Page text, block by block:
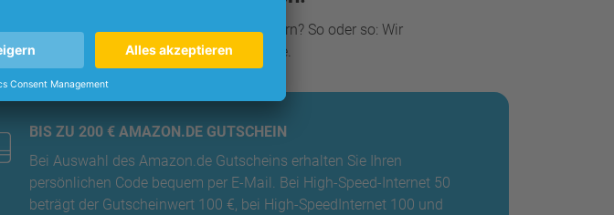
sich direkt einen attraktiven Bonus sichern? So oder so: Wir
Lebensqualität direkt in Ihr Zuhause.
BIS ZU 200 € AMAZON.DE GUTSCHEIN
Bei Auswahl des Amazon.de Gutscheins erhalten Sie Ihren
persönlichen Code bequem per E-Mail. Bei High-Speed-Internet 50
beträgt der Gutscheinwert 100 €, bei High-SpeedInternet 100 und